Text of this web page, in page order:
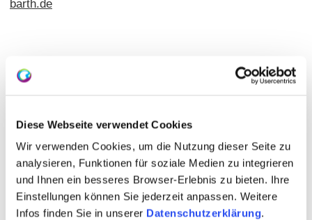
Diese Webseite verwendet Cookies
Wir verwenden Cookies, um die Nutzung dieser Seite zu
analysieren, Funktionen für soziale Medien zu integrieren
und Ihnen ein besseres Browser-Erlebnis zu bieten. Ihre
Einstellungen können Sie jederzeit anpassen. Weitere
Infos finden Sie in unserer Datenschutzerklärung.
barth.de